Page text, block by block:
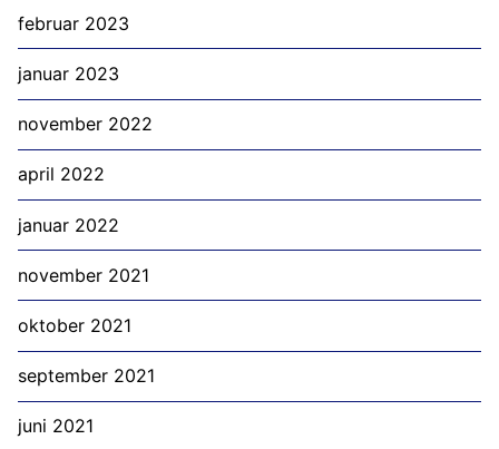
februar 2023
januar 2023
november 2022
april 2022
januar 2022
november 2021
oktober 2021
september 2021
juni 2021